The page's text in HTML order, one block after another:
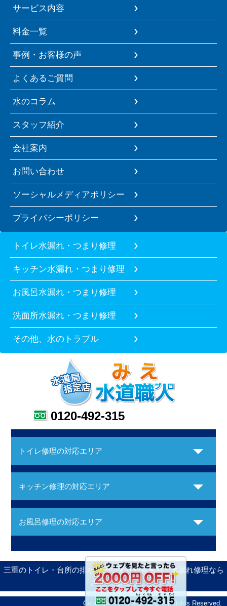
サービス内容
料金一覧
事例・お客様の声
よくあるご質問
水のコラム
スタッフ紹介
会社案内
お問い合わせ
ソーシャルメディアポリシー
プライバシーポリシー
トイレ水漏れ・つまり修理
キッチン水漏れ・つまり修理
お風呂水漏れ・つまり修理
洗面所水漏れ・つまり修理
その他、水のトラブル
0120-492-315
トイレ修理の対応エリア
キッチン修理の対応エリア
お風呂修理の対応エリア
三重のトイレ・台所の排水管のつまりやお風呂・水漏れ修理なら
「みえ水道職人」
Copyright ©みえ水道職人. All Rights Reserved.